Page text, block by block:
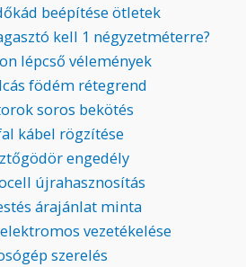
beépítése ötletek
kell 1 négyzetméterre?
lépcső vélemények
födém rétegrend
soros bekötés
kábel rögzítése
engedély
újrahasznosítás
árajánlat minta
vezetékelése
szerelés